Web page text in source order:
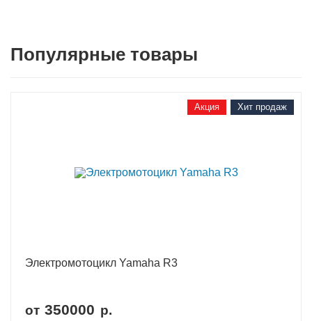
Популярные товары
Акция Хит продаж
Электромотоцикл Yamaha R3
от 350000 р.